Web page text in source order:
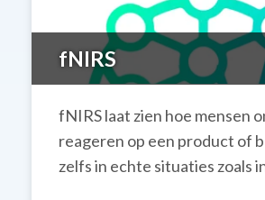
fNIRS
fNIRS laat zien hoe mensen
reageren op een product of
zelfs in echte situaties zoals